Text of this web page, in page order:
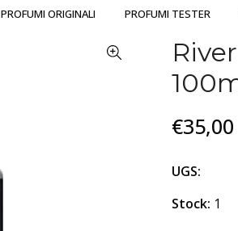
PROFUMI ORIGINALI PROFUMI TESTER
€35,00
UGS:
Stock: 1